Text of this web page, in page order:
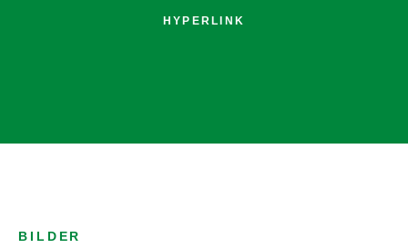
HYPERLINK
BILDER